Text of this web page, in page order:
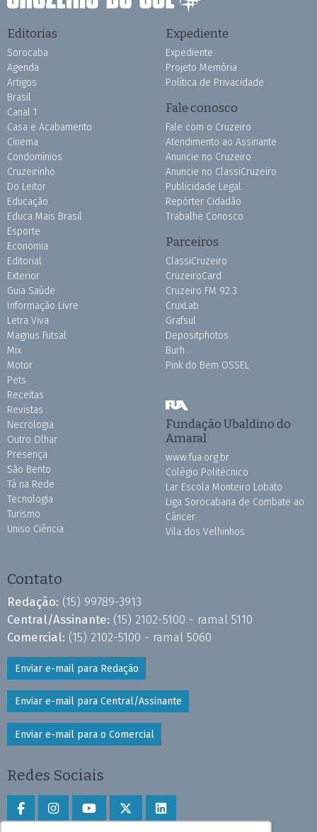
Editorias
Sorocaba
Agenda
Artigos
Brasil
Canal 1
Casa e Acabamento
Cinema
Condomínios
Cruzeirinho
Do Leitor
Educação
Educa Mais Brasil
Esporte
Economia
Editorial
Exterior
Guia Saúde
Informação Livre
Letra Viva
Magnus Futsal
Mix
Motor
Pets
Receitas
Revistas
Necrologia
Outro Olhar
Presença
São Bento
Tá na Rede
Tecnologia
Turismo
Uniso Ciência
Expediente
Expediente
Projeto Memória
Política de Privacidade
Fale conosco
Fale com o Cruzeiro
Atendimento ao Assinante
Anuncie no Cruzeiro
Anuncie no ClassiCruzeiro
Publicidade Legal
Repórter Cidadão
Trabalhe Conosco
Parceiros
ClassiCruzeiro
CruzeiroCard
Cruzeiro FM 92.3
CruxLab
Grafsul
Depositphotos
Burh
Pink do Bem OSSEL
Fundação Ubaldino do
Amaral
www.fua.org.br
Colégio Politécnico
Lar Escola Monteiro Lobato
Liga Sorocabana de Combate ao
Câncer
Vila dos Velhinhos
Contato
Redação: (15) 99789-3913
Central/Assinante: (15) 2102-5100 - ramal 5110
Comercial: (15) 2102-5100 - ramal 5060
Enviar e-mail para Redação
Enviar e-mail para Central/Assinante
Enviar e-mail para o Comercial
Redes Sociais